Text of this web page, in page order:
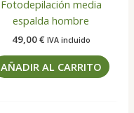
Fotodepilación media
espalda hombre
49,00€ IVA incluido
AÑADIR AL CARRITO